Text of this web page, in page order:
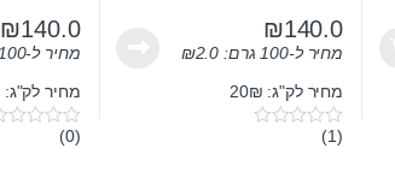
₪140.0
מחיר ל-100 גרם: ₪2.0
מחיר לק"ג: 20₪
0(1)
₪140.0
מחיר ל-100 גרם:
מחיר לק"ג: 20₪
0
(0)